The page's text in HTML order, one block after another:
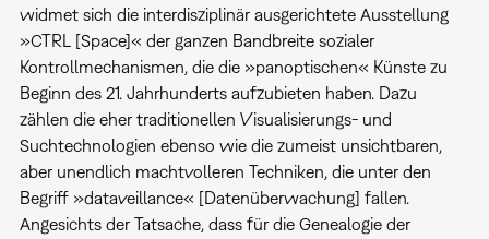
widmet sich die interdisziplinär ausgerichtete Ausstellung
»CTRL [Space]« der ganzen Bandbreite sozialer
Kontrollmechanismen, die die »panoptischen« Künste zu
Beginn des 21. Jahrhunderts aufzubieten haben. Dazu
zählen die eher traditionellen Visualisierungs- und
Suchtechnologien ebenso wie die zumeist unsichtbaren,
aber unendlich machtvolleren Techniken, die unter den
Begriff »dataveillance« [Datenüberwachung] fallen.
Angesichts der Tatsache, dass für die Genealogie der